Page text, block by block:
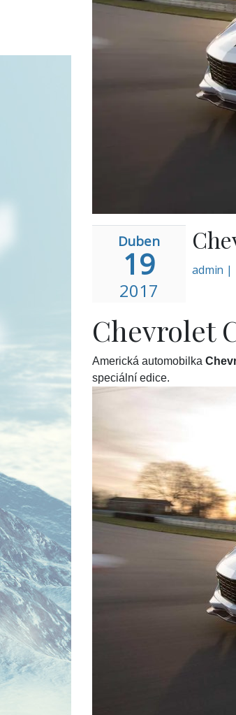
Duben
19
2017
admin |
Chevrolet
Americká automobilka
speciální edice.